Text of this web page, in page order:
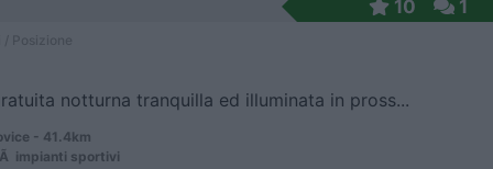
10 1
notturna tranquilla ed illuminata in pross...
- 41.4km
impianti sportivi